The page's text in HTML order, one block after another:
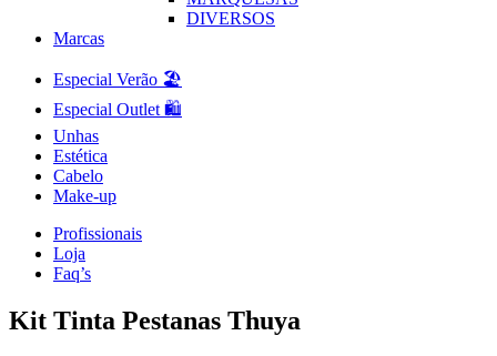
DIVERSOS
Marcas
Especial Verão 🏖️
Especial Outlet 🛍️
Unhas
Estética
Cabelo
Make-up
Profissionais
Loja
Faq’s
Kit Tinta Pestanas Thuya